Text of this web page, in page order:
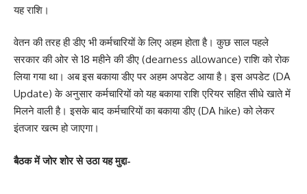
यह राशि।
वेतन की तरह ही डीए भी कर्मचारियों के लिए अहम होता है। कुछ साल पहले
सरकार की ओर से 18 महीने की डीए (dearness allowance) राशि को रोक
लिया गया था। अब इस बकाया डीए पर अहम अपडेट आया है। इस अपडेट (DA
Update) के अनुसार कर्मचारियों को यह बकाया राशि एरियर सहित सीधे खाते में
मिलने वाली है। इसके बाद कर्मचारियों का बकाया डीए (DA hike) को लेकर
इंतजार खत्म हो जाएगा।
बैठक में जोर शोर से उठा यह मुद्दा-